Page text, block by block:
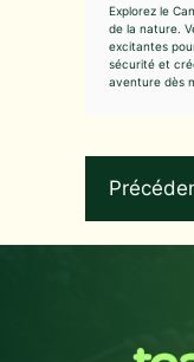
Explorez le
de la nature.
excitantes
sécurité et
aventure dès